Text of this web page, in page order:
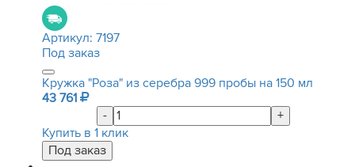
Артикул: 7197
Под заказ
Кружка "Роза" из серебра 999 пробы на 150 мл
43 761
-
+
Купить в 1 клик